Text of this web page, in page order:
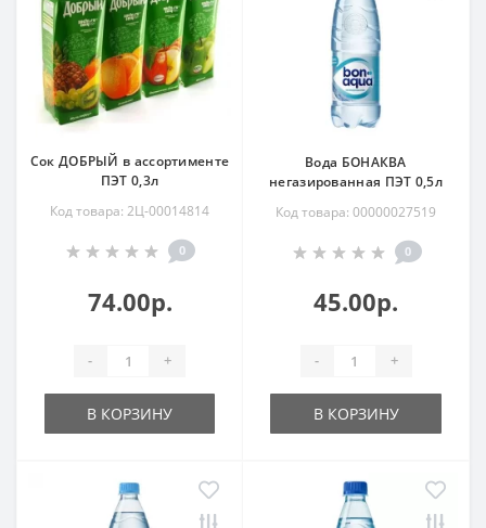
Сок ДОБРЫЙ в ассортименте
ПЭТ 0,3л
Код товара: 2Ц-00014814
0
74.00р.
- +
В КОРЗИНУ
Вода БОНАКВА
негазированная ПЭТ 0,5л
Код товара: 00000027519
0
45.00р.
- +
В КОРЗИНУ